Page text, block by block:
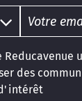
Reducavenue
des